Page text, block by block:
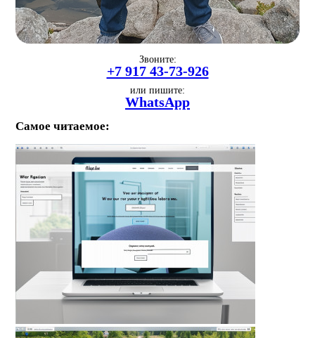
Звоните:
+7 917 43-73-926
или пишите:
WhatsApp
Самое читаемое: